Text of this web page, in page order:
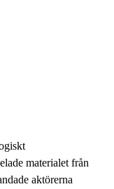
materialet från
aktörerna